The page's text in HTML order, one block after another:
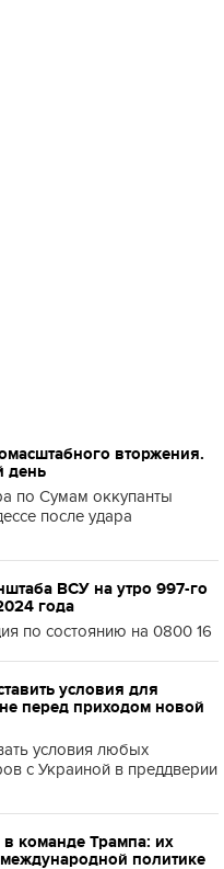
вторжения.
день
по Сумам оккупанты
после удара
ВСУ на утро 997-го
года
по состоянию на 0800 16
условия для
перед приходом новой
условия любых
с Украиной в преддверии
команде Трампа: их
политике